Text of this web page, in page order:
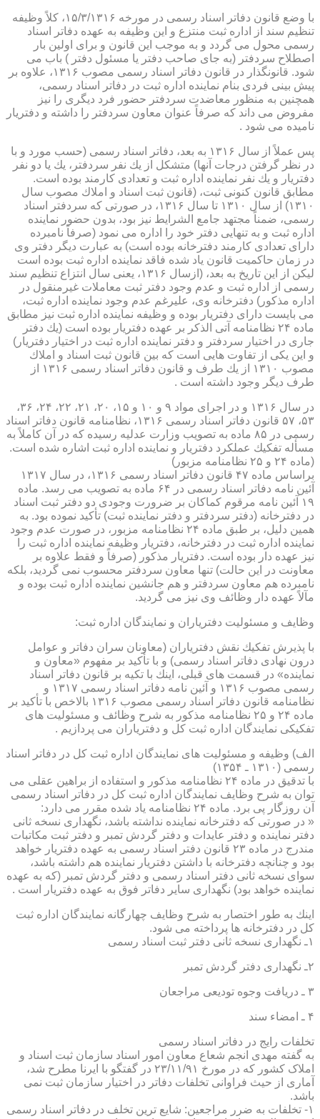
با وضع قانون دفاتر اسناد رسمی در مورخه ۱۵/۳/۱۳۱۶، كلاً وظیفه
تنظیم سند از اداره ثبت منتزع و این وظیفه به عهده دفاتر اسناد
رسمی محول می گردد و به موجب این قانون و برای اولین بار
اصطلاح سردفتر (به جای صاحب دفتر یا مسئول دفتر ) باب می
شود. قانونگذار در قانون دفاتر اسناد رسمی مصوب ۱۳۱۶، علاوه بر
پیش بینی فردی بنام نماینده اداره ثبت در دفاتر اسناد رسمی،
همچنین به منظور معاضدت سردفتر حضور فرد دیگری را نیز
مفروض می داند كه صرفاً عنوان معاون سردفتر را داشته و دفتریار
نامیده می شود .
پس عملاً از سال ۱۳۱۶ به بعد، دفاتر اسناد رسمی (حسب مورد و با
در نظر گرفتن درجات آنها) متشكل از یك نفر سردفتر، یك یا دو نفر
دفتریار و یك نفر نماینده اداره ثبت و تعدادی كارمند بوده است.
مطابق قانون كنونی ثبت، (قانون ثبت اسناد و املاك مصوب سال
۱۳۱۰) از سال ۱۳۱۰ تا سال ۱۳۱۶، در صورتی كه سردفتر اسناد
رسمی، ضمناً مجتهد جامع الشرایط نیز بود، بدون حضور نماینده
اداره ثبت و به تنهایی دفتر خود را اداره می نمود (صرفاً نامبرده
دارای تعدادی كارمند دفترخانه بوده است) به عبارت دیگر دفتر وی
در زمان حاكمیت قانون یاد شده فاقد نماینده اداره ثبت بوده است
لیكن از این تاریخ به بعد، (ازسال ۱۳۱۶، یعنی سال انتزاع تنظیم سند
رسمی از اداره ثبت و عدم وجود دفتر ثبت معاملات غیرمنقول در
اداره مذكور) دفترخانه وی، علیرغم عدم وجود نماینده اداره ثبت،
می بایست دارای دفتریار بوده و وظیفه نماینده اداره ثبت نیز مطابق
ماده ۲۴ نظامنامه آتی الذكر بر عهده دفتریار بوده است (یك دفتر
جاری در اختیار سردفتر و دفتر نماینده اداره ثبت در اختیار دفتریار)
و این یكی از تفاوت هایی است كه بین قانون ثبت اسناد و املاك
مصوب ۱۳۱۰ از یك طرف و قانون دفاتر اسناد رسمی ۱۳۱۶ از
طرف دیگر وجود داشته است .
در سال ۱۳۱۶ و در اجرای مواد ۹ و ۱۰ و ۱۵، ۲۰، ۲۱، ۲۲، ۲۴، ۳۶،
۵۳، ۵۷ قانون دفاتر اسناد رسمی ۱۳۱۶، نظامنامه قانون دفاتر اسناد
رسمی در ۸۵ ماده به تصویب وزارت عدلیه رسیده كه در آن كاملاً به
مسأله تفكیك عملكرد دفتریار و نماینده اداره ثبت اشاره شده است.
(ماده ۲۴ و ۲۵ نظامنامه مزبور)
براساس ماده ۴۷ قانون دفاتر اسناد رسمی ۱۳۱۶، در سال ۱۳۱۷
آئین نامه دفاتر اسناد رسمی در ۶۴ ماده به تصویب می رسد. ماده
۱۹ آئین نامه مرقوم كماكان بر ضرورت وجودی دو دفتر ثبت اسناد
در دفترخانه (دفتر سردفتر و دفتر نماینده ثبت) تأكید نموده بود. به
همین دلیل، بر طبق ماده ۲۴ نظامنامه مزبور، در صورت عدم وجود
نماینده اداره ثبت در دفترخانه، دفتریار وظیفه نماینده اداره ثبت را
نیز عهده دار بوده است. دفتریار مذكور (صرفاً و فقط علاوه بر
معاونت در این حالت) تنها معاون سردفتر محسوب نمی گردید، بلكه
نامبرده هم معاون سردفتر و هم جانشین نماینده اداره ثبت بوده و
مآلاً عهده دار وظائف وی نیز می گردید.
وظایف و مسئولیت دفتریاران و نمایندگان اداره ثبت:
با پذیرش تفكیك نقش دفتریاران (معاونان سران دفاتر و عوامل
درون نهادی دفاتر اسناد رسمی) و با تأكید بر مفهوم «معاون و
نماینده» در قسمت های قبلی، اینك با تكیه بر قانون دفاتر اسناد
رسمی مصوب ۱۳۱۶ و آئین نامه دفاتر اسناد رسمی ۱۳۱۷ و
نظامنامه قانون دفاتر اسناد رسمی مصوب ۱۳۱۶ بالاخص با تأكید بر
ماده ۲۴ و ۲۵ نظامنامه مذكور به شرح وظائف و مسئولیت های
تفكیكی نمایندگان اداره ثبت كل و دفتریاران می پردازیم .
الف) وظیفه و مسئولیت های نمایندگان اداره ثبت كل در دفاتر اسناد
رسمی (۱۳۱۰ ـ ۱۳۵۴)
با تدقیق در ماده ۲۴ نظامنامه مذكور و استفاده از براهین عقلی می
توان به شرح وظایف نمایندگان اداره ثبت كل در دفاتر اسناد رسمی
آن روزگار پی برد. ماده ۲۴ نظامنامه یاد شده مقرر می دارد:
« در صورتی كه دفترخانه نماینده نداشته باشد، نگهداری نسخه ثانی
دفتر نماینده و دفتر عایدات و دفتر گردش تمبر و دفتر ثبت مكاتبات
مندرج در ماده ۲۳ قانون دفتر اسناد رسمی به عهده دفتریار خواهد
بود و چنانچه دفترخانه با داشتن دفتریار نماینده هم داشته باشد،
سوای نسخه ثانی دفتر اسناد رسمی و دفتر گردش تمبر (كه به عهده
نماینده خواهد بود) نگهداری سایر دفاتر فوق به عهده دفتریار است .
اینك به طور اختصار به شرح وظایف چهارگانه نمایندگان اداره ثبت
كل در دفترخانه ها پرداخته می شود.
۱ـ نگهداری نسخه ثانی دفتر ثبت اسناد رسمی
۲ـ نگهداری دفتر گردش تمبر
۳ ـ دریافت وجوه تودیعی مراجعان
۴ ـ امضاء سند
تخلفات رایج در دفاتر اسناد رسمی
به گفته مهدی انجم شعاع معاون امور اسناد سازمان ثبت اسناد و
املاک کشور که در مورخ ۲۳/۱۱/۹۱ در گفتگو با ایرنا مطرح شد،
آماری از حیث فراوانی تخلفات دفاتر در اختیار سازمان ثبت نمی
باشد.
۱- تخلفات به ضرر مراجعین: شایع ترین تخلف در دفاتر اسناد رسمی